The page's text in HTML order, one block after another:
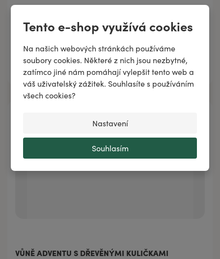
Tento e-shop využívá cookies
Na našich webových stránkách používáme
soubory cookies. Některé z nich jsou nezbytné,
zatímco jiné nám pomáhají vylepšit tento web a
váš uživatelský zážitek. Souhlasíte s používáním
všech cookies?
Nastavení
Souhlasím
Přidat do košíku
VŮNĚ ADVENTU S DŘEVĚNÝMI KULIČKAMI